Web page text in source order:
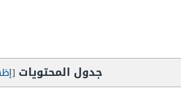
جدول المحتويات [